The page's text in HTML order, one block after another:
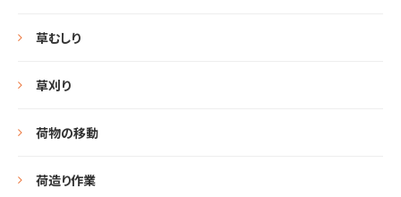
草むしり
草刈り
荷物の移動
荷造り作業